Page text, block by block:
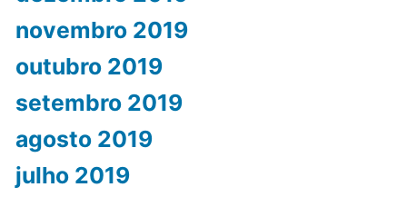
novembro 2019
outubro 2019
setembro 2019
agosto 2019
julho 2019